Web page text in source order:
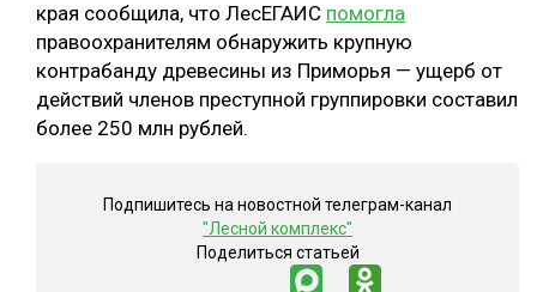
края сообщила, что ЛесЕГАИС помогла
правоохранителям обнаружить крупную
контрабанду древесины из Приморья — ущерб от
действий членов преступной группировки составил
более 250 млн рублей.
Подпишитесь на новостной телеграм-канал
"Лесной комплекс"
Поделиться статьей